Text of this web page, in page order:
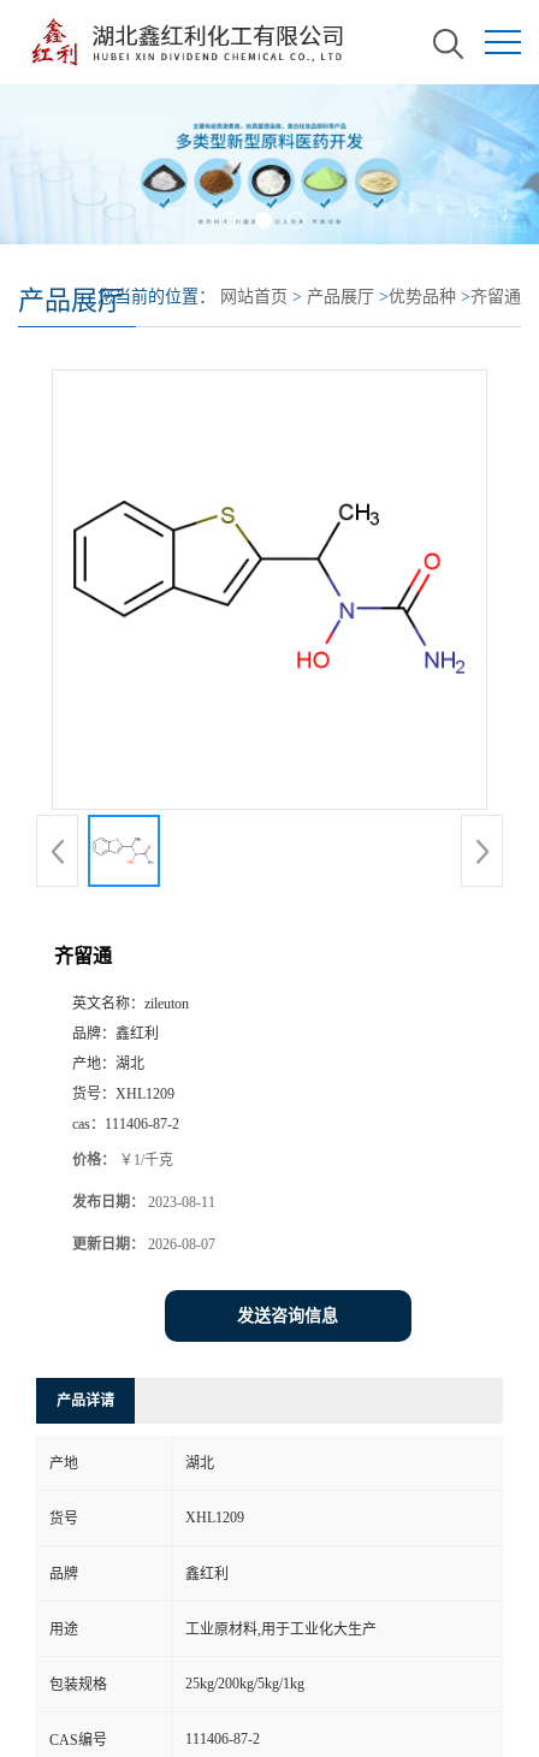
产品展厅您当前的位置： 网站首页 > 产品展厅 >优势品种 >齐留通
齐留通
英文名称： zileuton
品牌： 鑫红利
产地： 湖北
货号： XHL1209
cas： 111406-87-2
价格： ￥1/千克
发布日期： 2023-08-11
更新日期： 2026-08-07
发送咨询信息
产品详请
产地 湖北
货号 XHL1209
品牌 鑫红利
用途 工业原材料,用于工业化大生产
包装规格 25kg/200kg/5kg/1kg
CAS编号 111406-87-2